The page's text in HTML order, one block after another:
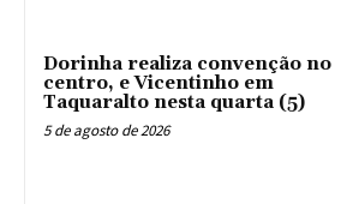
Dorinha realiza convenção no
centro, e Vicentinho em
Taquaralto nesta quarta (5)
5 de agosto de 2026